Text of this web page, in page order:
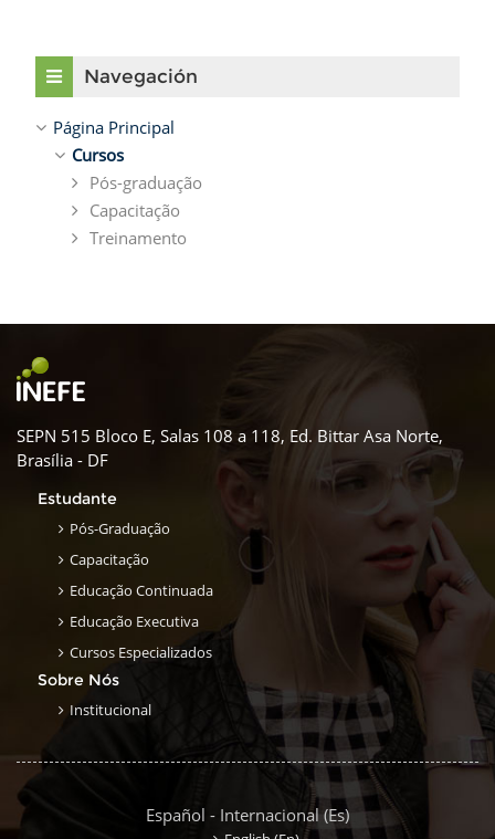
Navegación
Página Principal
Cursos
Pós-graduação
Capacitação
Treinamento
SEPN 515 Bloco E, Salas 108 a 118, Ed. Bittar Asa Norte,
Brasília - DF
Estudante
Pós-Graduação
Capacitação
Educação Continuada
Educação Executiva
Cursos Especializados
Sobre Nós
Institucional
Español - Internacional ‎(es)‎